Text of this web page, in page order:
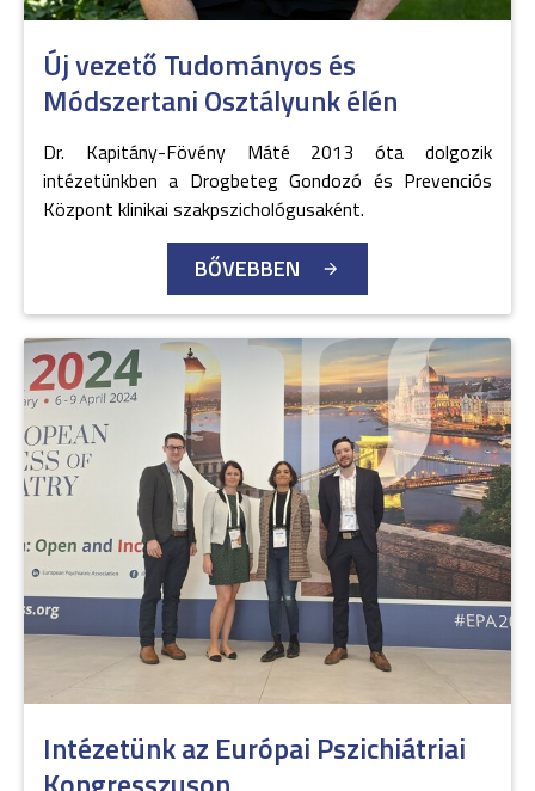
Új vezető Tudományos és
Módszertani Osztályunk élén
Dr. Kapitány-Fövény Máté 2013 óta dolgozik
intézetünkben a Drogbeteg Gondozó és Prevenciós
Központ klinikai szakpszichológusaként.
BŐVEBBEN
Intézetünk az Európai Pszichiátriai